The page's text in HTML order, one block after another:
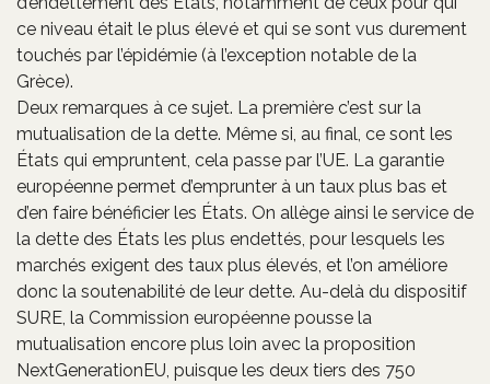
ce niveau était le plus élevé et qui se sont vus durement
touchés par l’épidémie (à l’exception notable de la
Grèce).
Deux remarques à ce sujet. La première c’est sur la
mutualisation de la dette. Même si, au final, ce sont les
États qui empruntent, cela passe par l’UE. La garantie
européenne permet d’emprunter à un taux plus bas et
d’en faire bénéficier les États. On allège ainsi le service de
la dette des États les plus endettés, pour lesquels les
marchés exigent des taux plus élevés, et l’on améliore
donc la soutenabilité de leur dette. Au-delà du dispositif
SURE, la Commission européenne pousse la
mutualisation encore plus loin avec la proposition
NextGenerationEU, puisque les deux tiers des 750